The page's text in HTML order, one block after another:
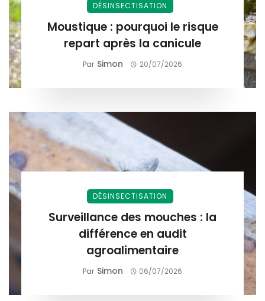
DÉSINSECTISATION
Moustique : pourquoi le risque
repart après la canicule
Par Simon 20/07/2026
DÉSINSECTISATION
Surveillance des mouches : la
différence en audit
agroalimentaire
Par Simon 06/07/2026